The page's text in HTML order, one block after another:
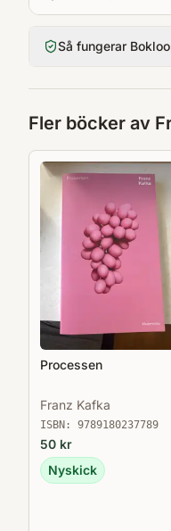
Så fungerar
Fler böcker av
Processen
Franz Kafka
ISBN: 9789180237789
50 kr
Nyskick